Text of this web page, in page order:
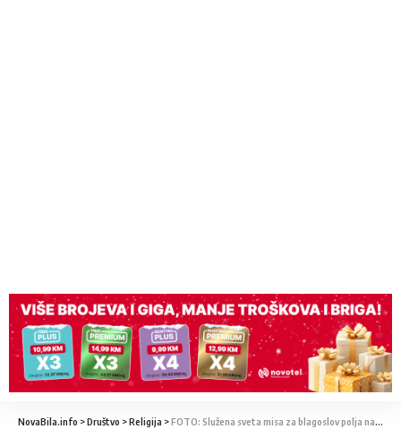
NovaBila.info >Društvo >Religija >FOTO: Služena sveta misa za blagoslov polja na Gostunju